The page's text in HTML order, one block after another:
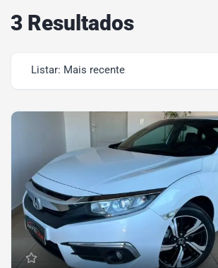
3 Resultados
Listar: Mais recente